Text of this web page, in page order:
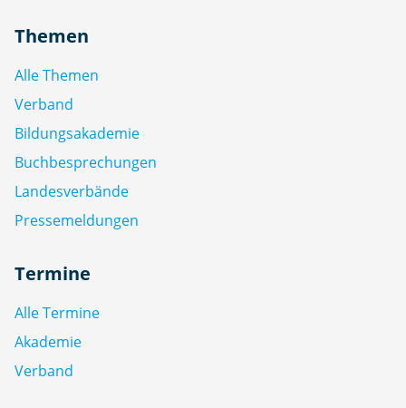
Themen
Alle Themen
Verband
Bildungsakademie
Buchbesprechungen
Landesverbände
Pressemeldungen
Termine
Alle Termine
Akademie
Verband